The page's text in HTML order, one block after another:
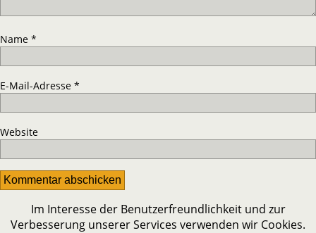
Name *
E-Mail-Adresse *
Website
Im Interesse der Benutzerfreundlichkeit und zur
Verbesserung unserer Services verwenden wir Cookies.